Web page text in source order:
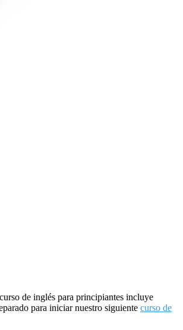
de inglés para principiantes incluye
para iniciar nuestro siguiente curso de